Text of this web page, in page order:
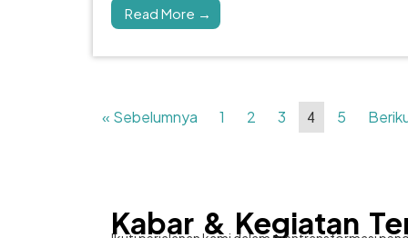
Read More →
« Sebelumnya 1 2 3 4 5
Kabar & Kegiatan